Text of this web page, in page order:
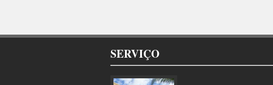
SERVIÇO